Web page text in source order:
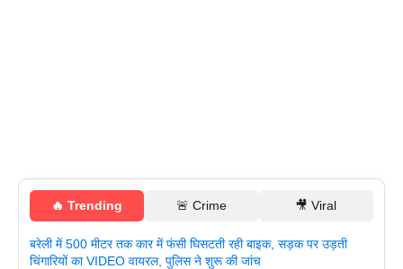
🔥 Trending 🚨 Crime 🎥 Viral
बरेली में 500 मीटर तक कार में फंसी घिसटती रही बाइक, सड़क पर उड़ती
चिंगारियों का VIDEO वायरल, पुलिस ने शुरू की जांच